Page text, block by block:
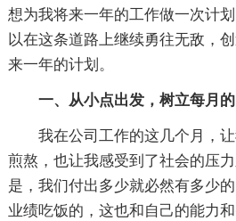
想为我将来一年的工作做一次计
以在这条道路上继续勇往无敌，
来一年的计划。
一、从小点出发，树立每月
我在公司工作的这几个月，
煎熬，也让我感受到了社会的压
是，我们付出多少就必然有多少
业绩吃饭的，这也和自己的能力